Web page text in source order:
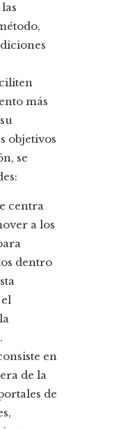
más
objetivos
se
centra
a los
dentro
en
de la
de